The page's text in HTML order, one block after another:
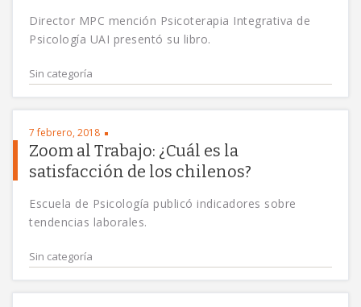
Director MPC mención Psicoterapia Integrativa de
Psicología UAI presentó su libro.
Sin categoría
7 febrero, 2018
Zoom al Trabajo: ¿Cuál es la
satisfacción de los chilenos?
Escuela de Psicología publicó indicadores sobre
tendencias laborales.
Sin categoría